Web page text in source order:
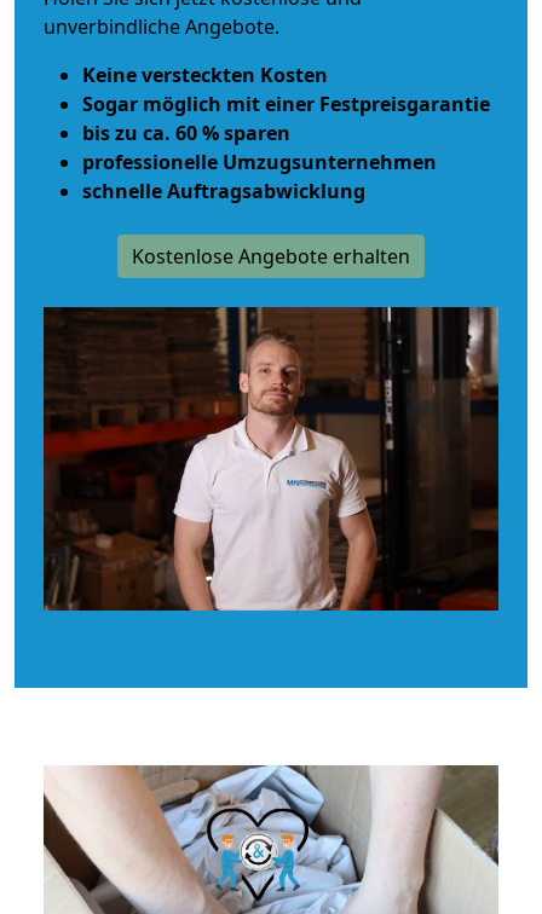
unverbindliche Angebote.
Keine versteckten Kosten
Sogar möglich mit einer Festpreisgarantie
bis zu ca. 60 % sparen
professionelle Umzugsunternehmen
schnelle Auftragsabwicklung
Kostenlose Angebote erhalten